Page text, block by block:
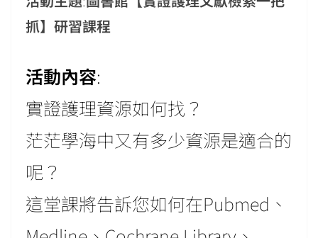
抓】研習課程
活動內容:
實證護理資源如何找？
茫茫學海中又有多少資源是適合的
呢？
這堂課將告訴您如何在Pubmed、